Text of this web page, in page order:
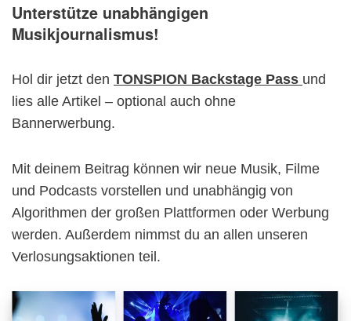
Unterstütze unabhängigen
Musikjournalismus!
Hol dir jetzt den TONSPION Backstage Pass und
lies alle Artikel – optional auch ohne
Bannerwerbung.
Mit deinem Beitrag können wir neue Musik, Filme
und Podcasts vorstellen und unabhängig von
Algorithmen der großen Plattformen oder Werbung
werden. Außerdem nimmst du an allen unseren
Verlosungsaktionen teil.